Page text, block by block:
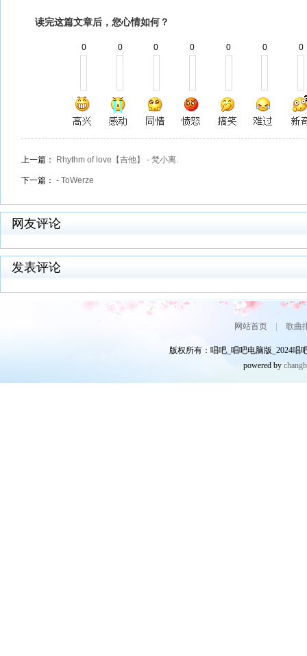
读完这篇文章后，您心情如何？
0 0 0 0 0 0 0
上一篇： Rhythm of love【吉他】 - 梵小离.
下一篇： - ToWerze
网友评论
发表评论
网站首页| 歌曲
版权所有：唱吧_唱吧电脑版_2024唱
powered by